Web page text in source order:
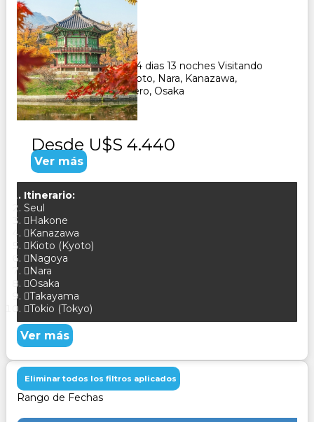
Duración:
14Días13Noches
Paquete Turistico de 14 dias 13 noches Visitando
Seul, Tokio, Hakone, Kioto, Nara, Kanazawa,
Takayama, Nagoya, Gero, Osaka
Desde U$S 4.440
Ver más
Itinerario:
Seul
Hakone
Kanazawa
Kioto (Kyoto)
Nagoya
Nara
Osaka
Takayama
Tokio (Tokyo)
Ver más
Eliminar todos los filtros aplicados
Rango de Fechas